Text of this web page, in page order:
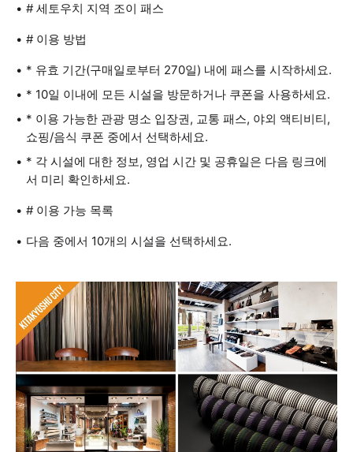
# 세토우치 지역 조이 패스
# 이용 방법
* 유효 기간(구매일로부터 270일) 내에 패스를 시작하세요.
* 10일 이내에 모든 시설을 방문하거나 쿠폰을 사용하세요.
* 이용 가능한 관광 명소 입장권, 교통 패스, 야외 액티비티,
쇼핑/음식 쿠폰 중에서 선택하세요.
* 각 시설에 대한 정보, 영업 시간 및 공휴일은 다음 링크에
서 미리 확인하세요.
# 이용 가능 목록
다음 중에서 10개의 시설을 선택하세요.